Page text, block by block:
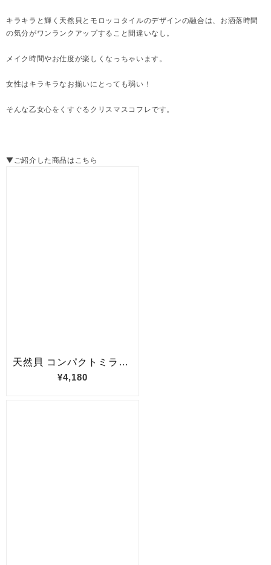
キラキラと輝く天然貝とモロッコタイルのデザインの融合は、お洒落時間
の気分がワンランクアップすること間違いなし。
メイク時間やお仕度が楽しくなっちゃいます。
女性はキラキラなお揃いにとっても弱い！
そんな乙女心をくすぐるクリスマスコフレです。
▼ご紹介した商品はこちら